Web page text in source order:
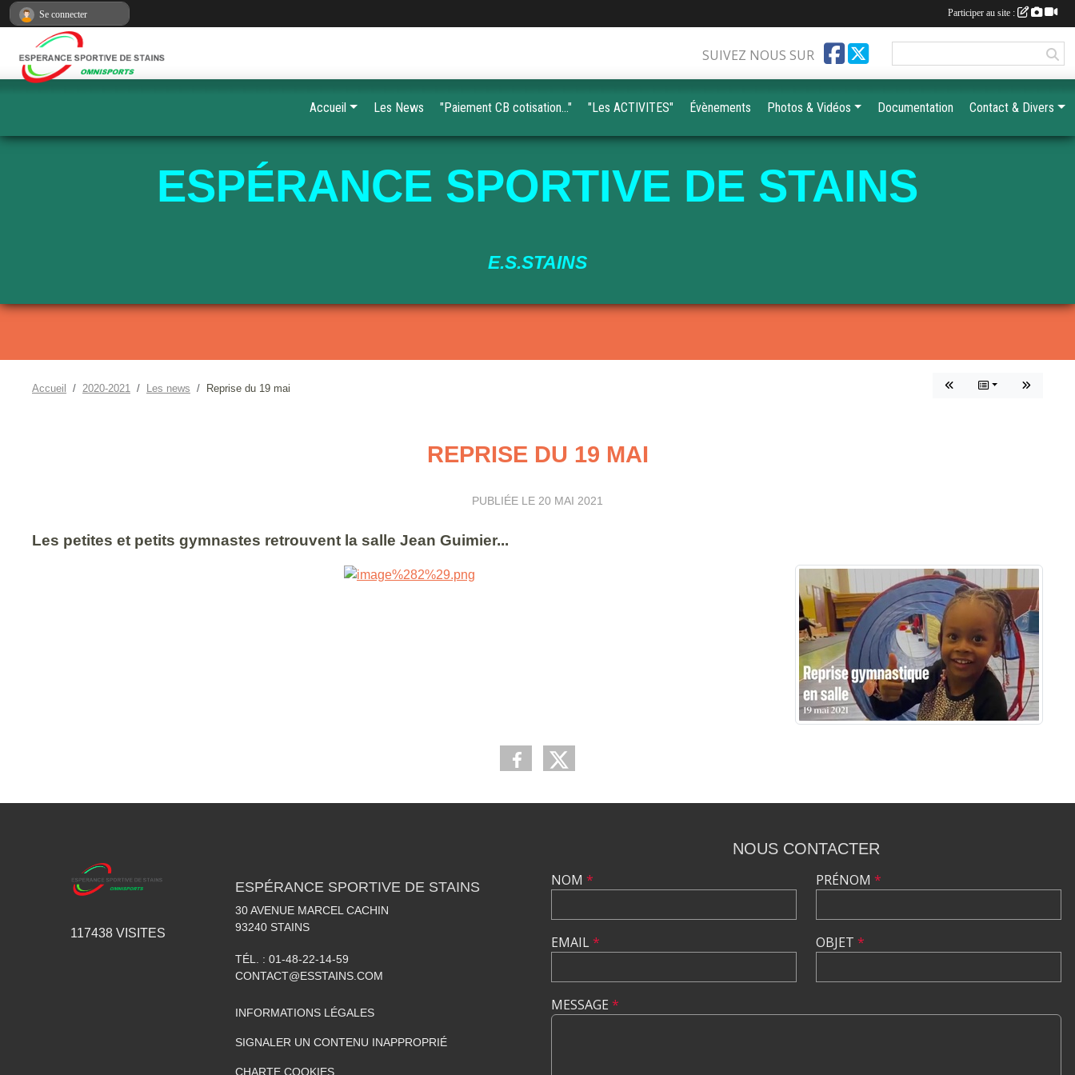
ESPÉRANCE SPORTIVE DE STAINS
E.S.STAINS
Accueil 2020-2021 Les news Reprise du 19 mai
REPRISE DU 19 MAI
PUBLIÉE LE 20 MAI 2021
Les petites et petits gymnastes retrouvent la salle Jean Guimier...
SUIVEZ NOUS SUR
Accueil Les News "Paiement CB cotisation..." "Les ACTIVITES" Évènements Photos & Vidéos Documentation Contact & Divers
117438VISITES
ESPÉRANCE SPORTIVE DE STAINS
30 AVENUE MARCEL CACHIN
93240 STAINS
TÉL. : 01-48-22-14-59
CONTACT@ESSTAINS.COM
INFORMATIONS LÉGALES
SIGNALER UN CONTENU INAPPROPRIÉ
CHARTE COOKIES
NOUS CONTACTER
NOM *
EMAIL*
PRÉNOM *
OBJET *
MESSAGE *
Se connecter Participer au site :
Panneau de gestion des cookies